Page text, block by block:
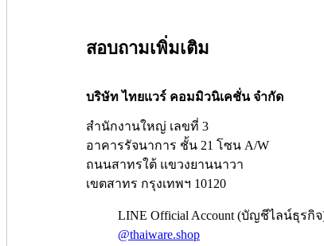
สอบถามเพิ่มเติม
บริษัท ไทยแวร์ คอมมิวนิเคชั่น จำกัด
สำนักงานใหญ่ เลขที่ 3
อาคารรัจนาการ ชั้น 21 โซน A/W
ถนนสาทรใต้ แขวงยานนาวา
เขตสาทร กรุงเทพฯ 10120
LINE Official Account (บัญชีไลน์ธุรกิจ
@thaiware.shop